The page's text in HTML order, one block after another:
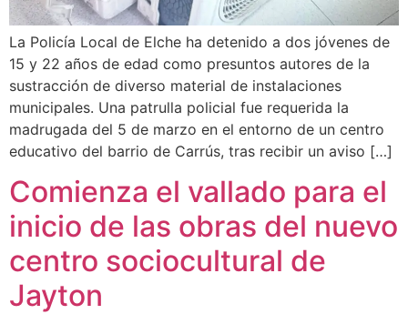
La Policía Local de Elche ha detenido a dos jóvenes de
15 y 22 años de edad como presuntos autores de la
sustracción de diverso material de instalaciones
municipales. Una patrulla policial fue requerida la
madrugada del 5 de marzo en el entorno de un centro
educativo del barrio de Carrús, tras recibir un aviso […]
Comienza el vallado para el
inicio de las obras del nuevo
centro sociocultural de
Jayton